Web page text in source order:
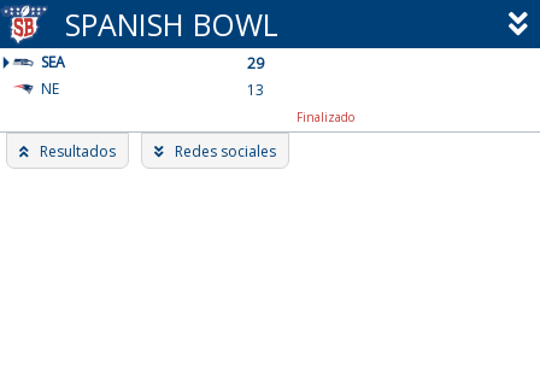
Skip
to
content
SPANISH BOWL
SEA
29
NE
13
Finalizado
Resultados Redes sociales